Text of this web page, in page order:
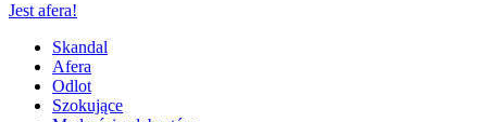
Jest afera!
Skandal
Afera
Odlot
Szokujące